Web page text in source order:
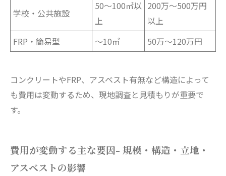
学校・公共施設
50〜100㎡以
上
200万～500万円
以上
FRP・簡易型
〜10㎡ 50万～120万円
コンクリートやFRP、アスベスト有無など構造によって
も費用は変動するため、現地調査と見積もりが重要で
す。
費用が変動する主な要因- 規模・構造・立地・
アスベストの影響